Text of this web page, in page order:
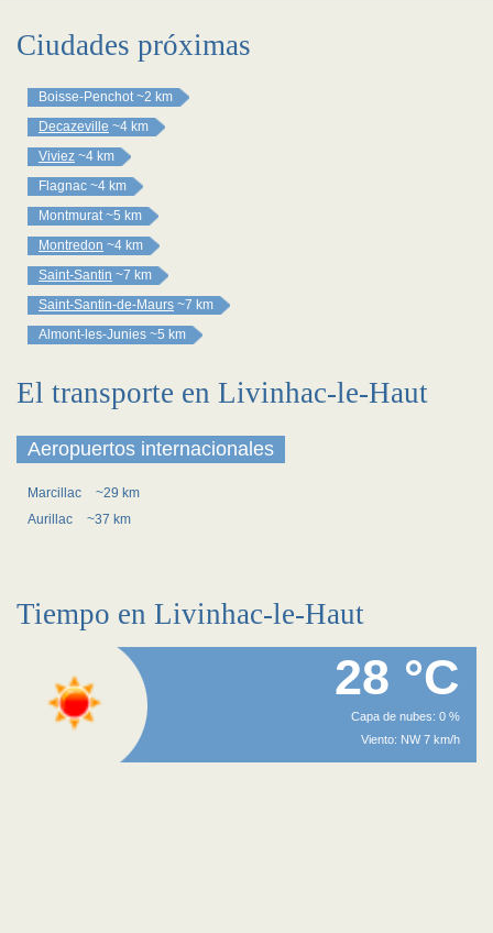
Ciudades próximas
Boisse-Penchot ~2 km
Decazeville ~4 km
Viviez ~4 km
Flagnac ~4 km
Montmurat ~5 km
Montredon ~4 km
Saint-Santin ~7 km
Saint-Santin-de-Maurs ~7 km
Almont-les-Junies ~5 km
El transporte en Livinhac-le-Haut
Aeropuertos internacionales
Marcillac
~29 km
Aurillac
~37 km
Tiempo en Livinhac-le-Haut
28 °C
Capa de nubes: 0 %
Viento: NW 7 km/h